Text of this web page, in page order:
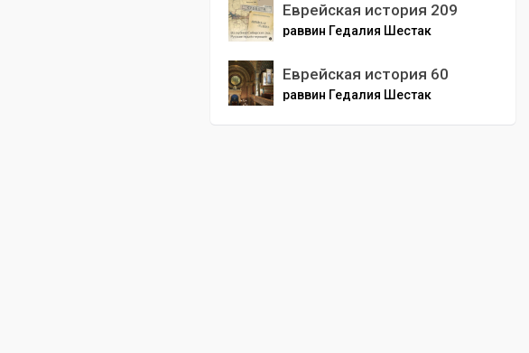
Еврейская история 209
раввин Гедалия Шестак
Еврейская история 60
раввин Гедалия Шестак